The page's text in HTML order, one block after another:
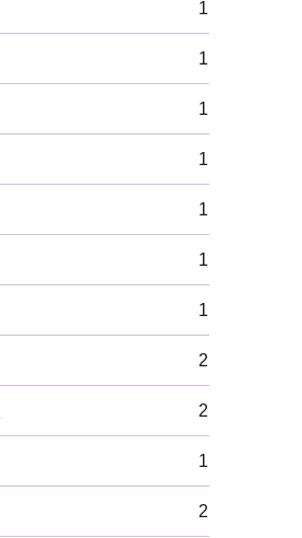
1
1
1
1
1
1
1
2
2
1
2